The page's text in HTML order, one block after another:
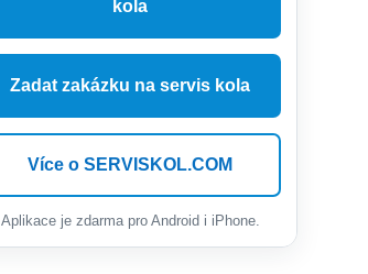
kola
Zadat zakázku na servis kola
Více o SERVISKOL.COM
Aplikace je zdarma pro Android i iPhone.